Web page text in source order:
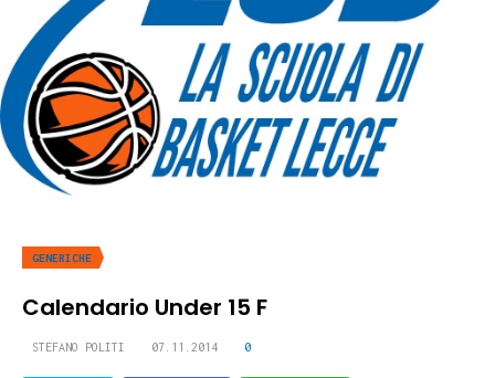
GENERICHE
Calendario Under 15 F
STEFANO POLITI 07.11.2014 0